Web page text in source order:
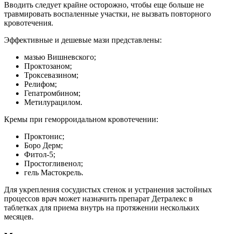
Вводить следует крайне осторожно, чтобы еще больше не
травмировать воспаленные участки, не вызвать повторного
кровотечения.
Эффективные и дешевые мази представлены:
мазью Вишневского;
Проктозаном;
Троксевазином;
Релифом;
Гепатромбином;
Метилурацилом.
Кремы при геморроидальном кровотечении:
Проктонис;
Боро Дерм;
Фитол-5;
Простогливенол;
гель Мастокрель.
Для укрепления сосудистых стенок и устранения застойных
процессов врач может назначить препарат Детралекс в
таблетках для приема внутрь на протяжении нескольких
месяцев.